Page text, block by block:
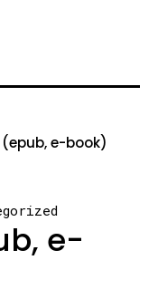
e-book)
e-